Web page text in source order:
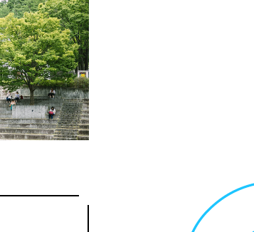
創造情報学部
（仮称・構想中／2028年
度開設予定）